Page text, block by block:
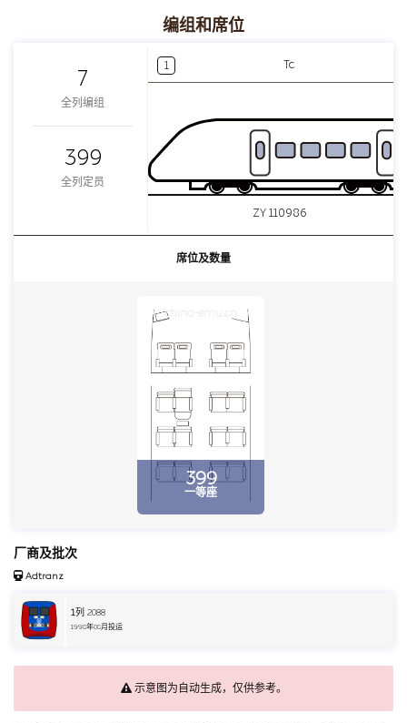
编组和席位
7
全列编组
399
全列定员
1 Tc
ZY 110986
席位及数量
399
一等座
china-emu.cn
厂商及批次
Adtranz
1列 2088
1998年08月投运
示意图为自动生成，仅供参考。